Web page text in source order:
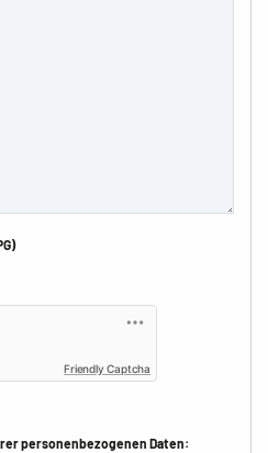
Friendly Captcha
personenbezogenen Daten: